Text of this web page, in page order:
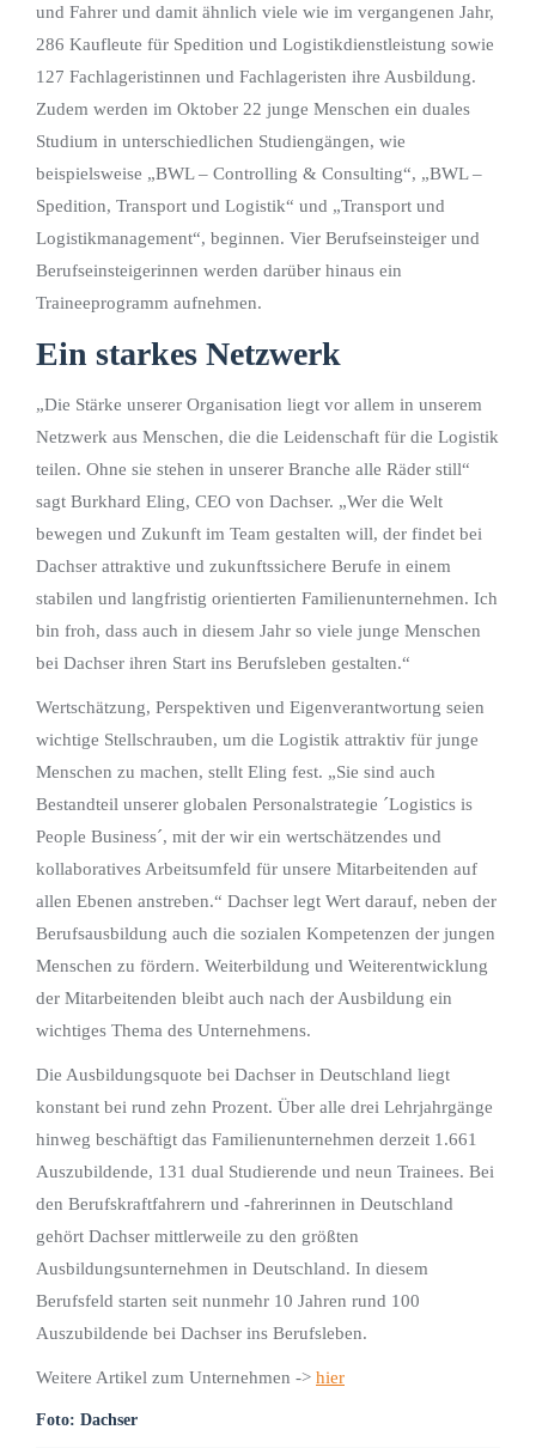
und Fahrer und damit ähnlich viele wie im vergangenen Jahr,
286 Kaufleute für Spedition und Logistikdienstleistung sowie
127 Fachlageristinnen und Fachlageristen ihre Ausbildung.
Zudem werden im Oktober 22 junge Menschen ein duales
Studium in unterschiedlichen Studiengängen, wie
beispielsweise „BWL – Controlling & Consulting“, „BWL –
Spedition, Transport und Logistik“ und „Transport und
Logistikmanagement“, beginnen. Vier Berufseinsteiger und
Berufseinsteigerinnen werden darüber hinaus ein
Traineeprogramm aufnehmen.
Ein starkes Netzwerk
„Die Stärke unserer Organisation liegt vor allem in unserem
Netzwerk aus Menschen, die die Leidenschaft für die Logistik
teilen. Ohne sie stehen in unserer Branche alle Räder still“
sagt Burkhard Eling, CEO von Dachser. „Wer die Welt
bewegen und Zukunft im Team gestalten will, der findet bei
Dachser attraktive und zukunftssichere Berufe in einem
stabilen und langfristig orientierten Familienunternehmen. Ich
bin froh, dass auch in diesem Jahr so viele junge Menschen
bei Dachser ihren Start ins Berufsleben gestalten.“
Wertschätzung, Perspektiven und Eigenverantwortung seien
wichtige Stellschrauben, um die Logistik attraktiv für junge
Menschen zu machen, stellt Eling fest. „Sie sind auch
Bestandteil unserer globalen Personalstrategie ´Logistics is
People Business´, mit der wir ein wertschätzendes und
kollaboratives Arbeitsumfeld für unsere Mitarbeitenden auf
allen Ebenen anstreben.“ Dachser legt Wert darauf, neben der
Berufsausbildung auch die sozialen Kompetenzen der jungen
Menschen zu fördern. Weiterbildung und Weiterentwicklung
der Mitarbeitenden bleibt auch nach der Ausbildung ein
wichtiges Thema des Unternehmens.
Die Ausbildungsquote bei Dachser in Deutschland liegt
konstant bei rund zehn Prozent. Über alle drei Lehrjahrgänge
hinweg beschäftigt das Familienunternehmen derzeit 1.661
Auszubildende, 131 dual Studierende und neun Trainees. Bei
den Berufskraftfahrern und -fahrerinnen in Deutschland
gehört Dachser mittlerweile zu den größten
Ausbildungsunternehmen in Deutschland. In diesem
Berufsfeld starten seit nunmehr 10 Jahren rund 100
Auszubildende bei Dachser ins Berufsleben.
Weitere Artikel zum Unternehmen -> hier
Foto: Dachser